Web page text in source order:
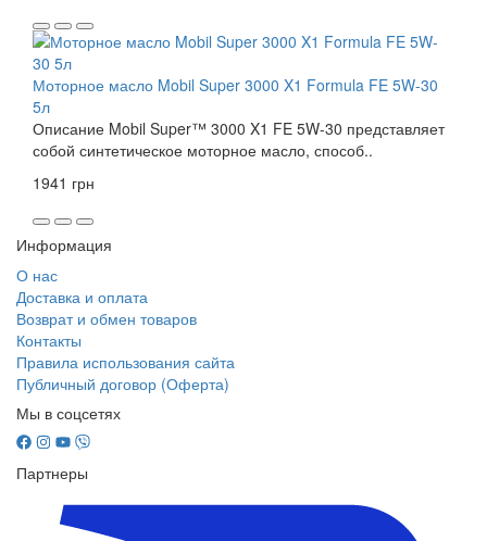
Моторное масло Mobil Super 3000 X1 Formula FE 5W-30
5л
Описание Mobil Super™ 3000 X1 FE 5W-30 представляет
собой синтетическое моторное масло, способ..
1941 грн
Информация
О нас
Доставка и оплата
Возврат и обмен товаров
Контакты
Правила использования сайта
Публичный договор (Оферта)
Мы в соцсетях
Партнеры